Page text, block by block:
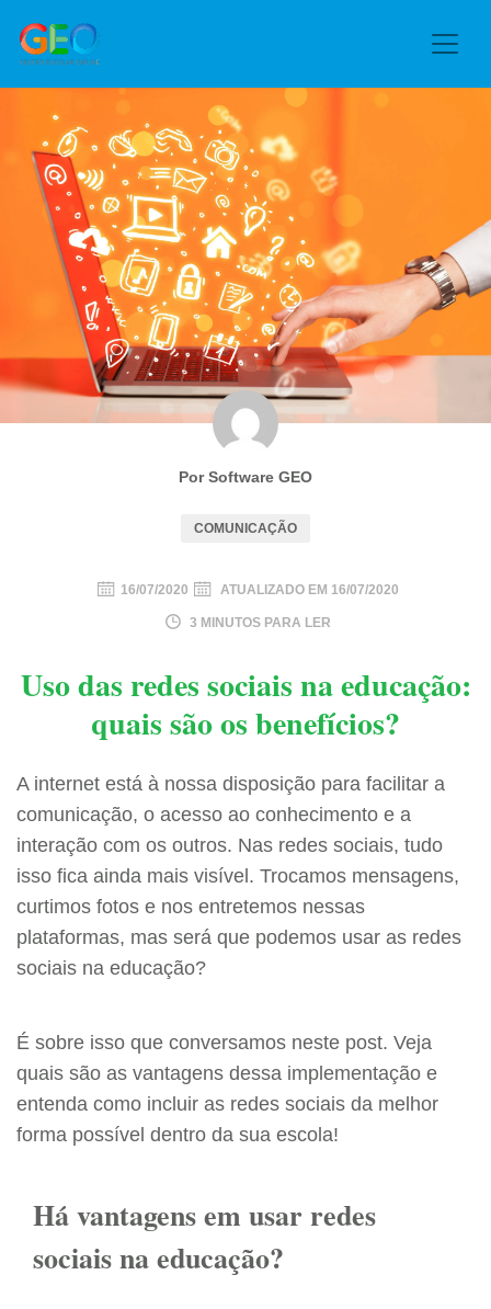
Por Software GEO
COMUNICAÇÃO
16/07/2020 ATUALIZADO EM 16/07/2020
3 MINUTOS PARA LER
Uso das redes sociais na educação:
quais são os benefícios?
A internet está à nossa disposição para facilitar a
comunicação, o acesso ao conhecimento e a
interação com os outros. Nas redes sociais, tudo
isso fica ainda mais visível. Trocamos mensagens,
curtimos fotos e nos entretemos nessas
plataformas, mas será que podemos usar as redes
sociais na educação?
É sobre isso que conversamos neste post. Veja
quais são as vantagens dessa implementação e
entenda como incluir as redes sociais da melhor
forma possível dentro da sua escola!
Há vantagens em usar redes
sociais na educação?